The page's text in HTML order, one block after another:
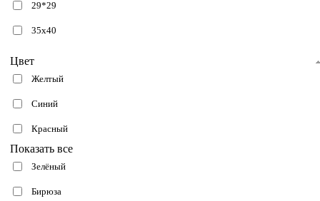
29*29
35х40
Цвет
Желтый
Синий
Красный
Показать все
Зелёный
Бирюза